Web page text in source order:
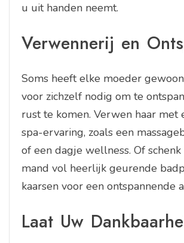
u uit handen neemt.
Verwennerij en
Soms heeft elke moeder
voor zichzelf nodig om te
rust te komen. Verwen haar met
spa-ervaring, zoals een
of een dagje wellness. Of schenk
mand vol heerlijk geurende
kaarsen voor een ontspannende
Laat Uw